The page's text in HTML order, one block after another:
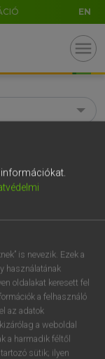
EN
menu
is nevezik. Ezek a
használatának
oldalakat keresett fel
a felhasználó
az adatok
a weboldal
a harmadik féltől
sütik; ilyen
ó
p ő ú
ű
AltGr